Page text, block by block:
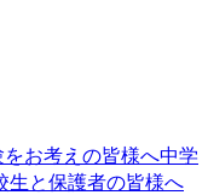
をお考えの皆様へ中学
生と保護者の皆様へ